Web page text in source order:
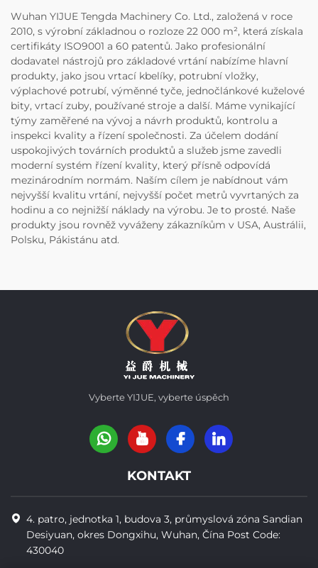
Wuhan YIJUE Tengda Machinery Co. Ltd., založená v roce
2010, s výrobní základnou o rozloze 22 000 m², která získala
certifikáty ISO9001 a 60 patentů. Jako profesionální
dodavatel nástrojů pro základové vrtání nabízíme hlavní
produkty, jako jsou vrtací kbelíky, potrubní vložky,
výplachové potrubí, výměnné tyče, jednočlánkové kuželové
bity, vrtací zuby, používané stroje a další. Máme vynikající
týmy zaměřené na vývoj a návrh produktů, kontrolu a
inspekci kvality a řízení společnosti. Za účelem dodání
uspokojivých továrních produktů a služeb jsme zavedli
moderní systém řízení kvality, který přísně odpovídá
mezinárodním normám. Naším cílem je nabídnout vám
nejvyšší kvalitu vrtání, nejvyšší počet metrů vyvrtaných za
hodinu a co nejnižší náklady na výrobu. Je to prosté. Naše
produkty jsou rovněž vyváženy zákazníkům v USA, Austrálii,
Polsku, Pákistánu atd.
Vyberte YIJUE, vyberte úspěch
KONTAKT
4. patro, jednotka 1, budova 3, průmyslová zóna Sandian
Desiyuan, okres Dongxihu, Wuhan, Čína Post Code:
430040